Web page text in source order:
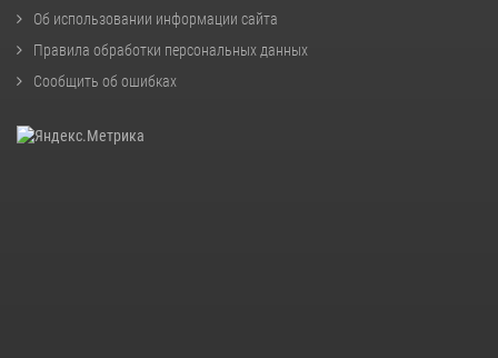
Об использовании информации сайта
Правила обработки персональных данных
Сообщить об ошибках